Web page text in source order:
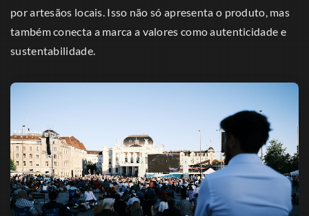
por artesãos locais. Isso não só apresenta o produto, mas
também conecta a marca a valores como autenticidade e
sustentabilidade.